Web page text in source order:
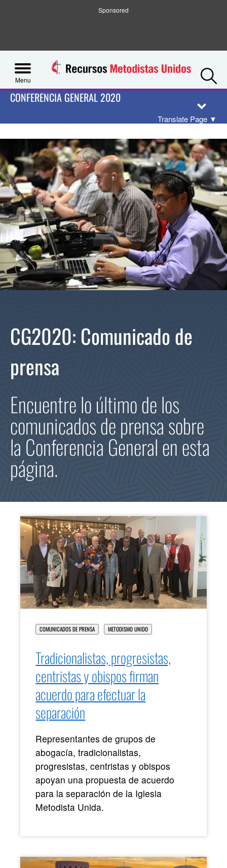
Sponsored
Menu
CONFERENCIA GENERAL 2020
Translate Page ▼
CG2020: Comunicado de
prensa
Encuentre lo último de los
comunicados de prensa sobre
la Conferencia General en esta
página.
COMUNICADOS DE PRENSA METODISMO UNIDO
Tradicionalistas, progresistas,
centristas y obispos firman
acuerdo para efectuar la
separación
Representantes de grupos de
abogacía, tradicionalistas,
progresistas, centristas y obispos
apoyan una propuesta de acuerdo
para la separación de la Iglesia
Metodista Unida.